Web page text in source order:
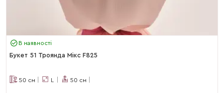
В наявності
Букет 51 Троянда Мікс F825
50 см L 50 см